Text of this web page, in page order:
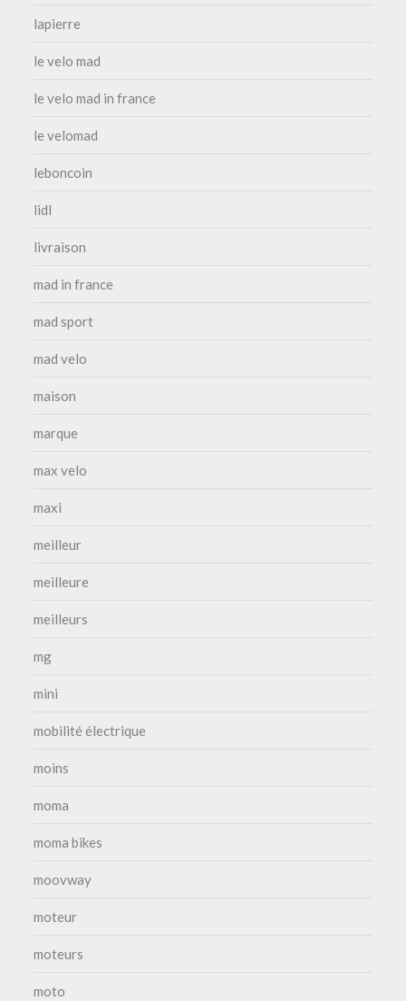
lapierre
le velo mad
le velo mad in france
le velomad
leboncoin
lidl
livraison
mad in france
mad sport
mad velo
maison
marque
max velo
maxi
meilleur
meilleure
meilleurs
mg
mini
mobilité électrique
moins
moma
moma bikes
moovway
moteur
moteurs
moto